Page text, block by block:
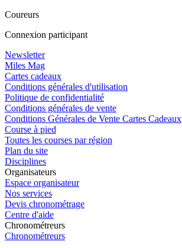
Coureurs
Connexion participant
Newsletter
Miles Mag
Cartes cadeaux
Conditions générales d'utilisation
Politique de confidentialité
Conditions générales de vente
Conditions Générales de Vente Cartes Cadeaux
Course à pied
Toutes les courses par région
Plan du site
Disciplines
Organisateurs
Espace organisateur
Nos services
Devis chronométrage
Centre d'aide
Chronométreurs
Chronométreurs